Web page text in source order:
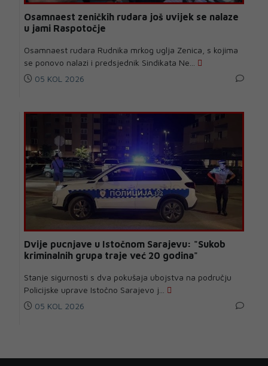
Osamnaest zeničkih rudara još uvijek se nalaze
u jami Raspotočje
Osamnaest rudara Rudnika mrkog uglja Zenica, s kojima
se ponovo nalazi i predsjednik Sindikata Ne...
05 KOL 2026
Dvije pucnjave u Istočnom Sarajevu: "Sukob
kriminalnih grupa traje već 20 godina"
Stanje sigurnosti s dva pokušaja ubojstva na području
Policijske uprave Istočno Sarajevo j...
05 KOL 2026